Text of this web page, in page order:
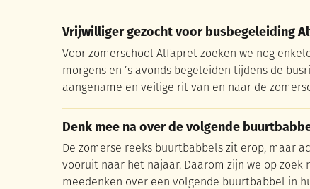
Vrijwilliger gezocht voor busbegeleiding
Vrijwilliger gezocht voor busbegeleiding
Voor zomerschool Alfapret zoeken we nog
morgens en ’s avonds begeleiden tijdens de
aangename en veilige rit van en naar de
Denk mee na over de volgende
Denk mee na over de volgende
De zomerse reeks buurtbabbels zit erop, maar
vooruit naar het najaar. Daarom zijn we op zoek
meedenken over een volgende buurtbabbel in